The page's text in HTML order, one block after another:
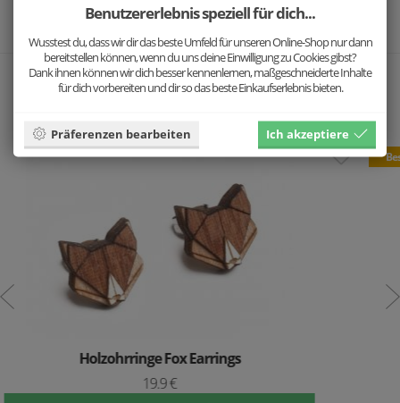
Du kannst zwischen den Ringgrößen 52-57 wählen.
Wir empfehlen dazu:
Bestseller
Benutzererlebnis speziell für dich...
Wusstest du, dass wir dir das beste Umfeld für unseren Online-Shop nur dann
bereitstellen können, wenn du uns deine Einwilligung zu Cookies gibst?
Dank ihnen können wir dich besser kennenlernen, maßgeschneiderte Inhalte
für dich vorbereiten und dir so das beste Einkaufserlebnis bieten.
Präferenzen bearbeiten Ich akzeptiere